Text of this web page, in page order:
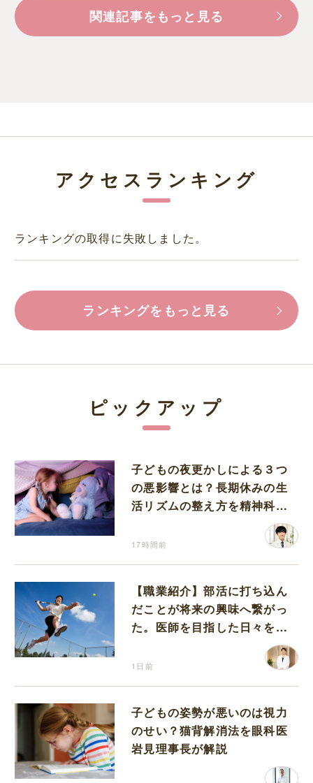
関連記事をもっと見る
アクセスランキング
ランキングの取得に失敗しました。
ランキングをもっと見る
ピックアップ
子どもの夜更かしによる３つ
の悪影響とは？長期休みの生
活リズムの整え方を精神科医
17時間前
【職業紹介】部活に打ち込ん
だことが将来の興味へ繋がっ
た。医師を目指した日々を振
1日前
子どもの姿勢が悪いのは視力
のせい？猫背解消法を眼科医
岩見理事長が解説